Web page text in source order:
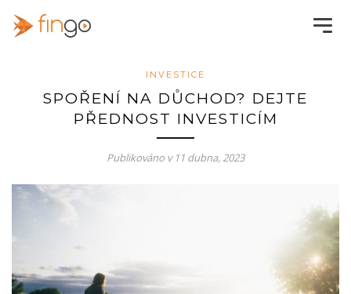
INVESTICE
SPOŘENÍ NA DŮCHOD? DEJTE
PŘEDNOST INVESTICÍM
Publikováno v 11 dubna, 2023